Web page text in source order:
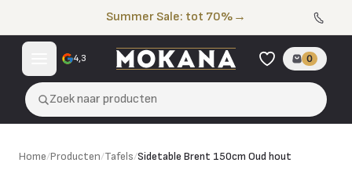
Summer Sale: tot 70% →
4,3 0
Zoek naar producten
Home/Producten/Tafels/Sidetable Brent 150cm Oud hout